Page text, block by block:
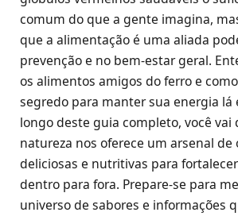
comum do que a gente imagina,
que a alimentação é uma aliada
prevenção e no bem-estar geral.
os alimentos amigos do ferro e
segredo para manter sua energia lá
longo deste guia completo, você vai
natureza nos oferece um arsenal de
deliciosas e nutritivas para
dentro para fora. Prepare-se para
universo de sabores e informações